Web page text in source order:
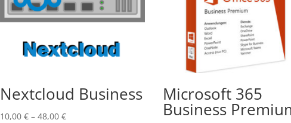
Nextcloud Business
10,00 €– 48,00 €
Microsoft 365
Business